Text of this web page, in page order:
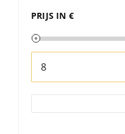
PRIJS IN €